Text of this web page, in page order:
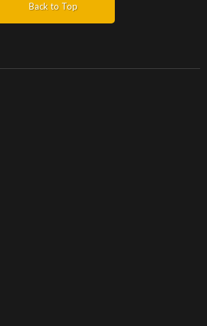
Back to Top